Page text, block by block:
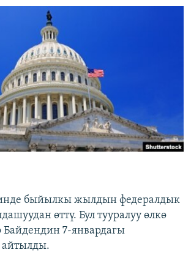
сайттары
быйылкы жылдын федералдык
өттү. Бул тууралуу өлкө
7-январдагы
айтылды.